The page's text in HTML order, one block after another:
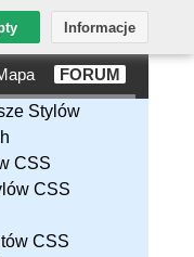
FORUM
Stylów
CSS
CSS
CSS
Informacje